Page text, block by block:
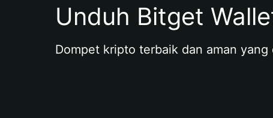
Unduh Bitget
Dompet kripto terbaik dan aman